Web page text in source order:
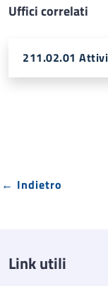
Uffici correlati
211.02.01
← Indietro
Link utili